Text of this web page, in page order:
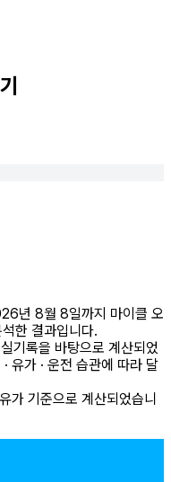
년 8월 8일까지 마이클 오
한 결과입니다.
기록을 바탕으로 계산되었
유가 · 운전 습관에 따라 달
기준으로 계산되었습니